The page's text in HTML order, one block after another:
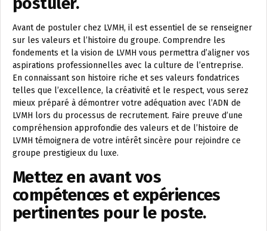
Avant de postuler chez LVMH, il est essentiel de se renseigner
sur les valeurs et l’histoire du groupe. Comprendre les
fondements et la vision de LVMH vous permettra d’aligner vos
aspirations professionnelles avec la culture de l’entreprise.
En connaissant son histoire riche et ses valeurs fondatrices
telles que l’excellence, la créativité et le respect, vous serez
mieux préparé à démontrer votre adéquation avec l’ADN de
LVMH lors du processus de recrutement. Faire preuve d’une
compréhension approfondie des valeurs et de l’histoire de
LVMH témoignera de votre intérêt sincère pour rejoindre ce
groupe prestigieux du luxe.
Mettez en avant vos
compétences et expériences
pertinentes pour le poste.